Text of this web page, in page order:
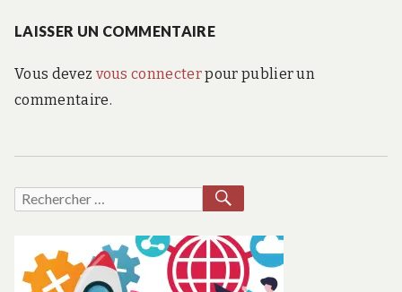
LAISSER UN COMMENTAIRE
Vous devez vous connecterpour publier un
commentaire.
Recherche